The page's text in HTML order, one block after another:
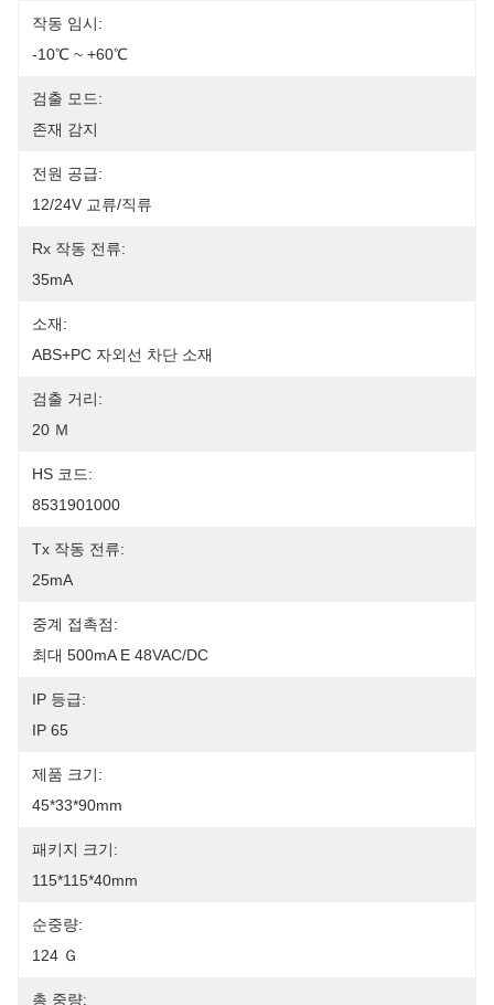
작동 임시:
-10℃ ~ +60℃
검출 모드:
존재 감지
전원 공급:
12/24V 교류/직류
Rx 작동 전류:
35mA
소재:
ABS+PC 자외선 차단 소재
검출 거리:
20 Ｍ
HS 코드:
8531901000
Tx 작동 전류:
25mA
중계 접촉점:
최대 500mA E 48VAC/DC
IP 등급:
IP 65
제품 크기:
45*33*90mm
패키지 크기:
115*115*40mm
순중량:
124 Ｇ
총 중량: